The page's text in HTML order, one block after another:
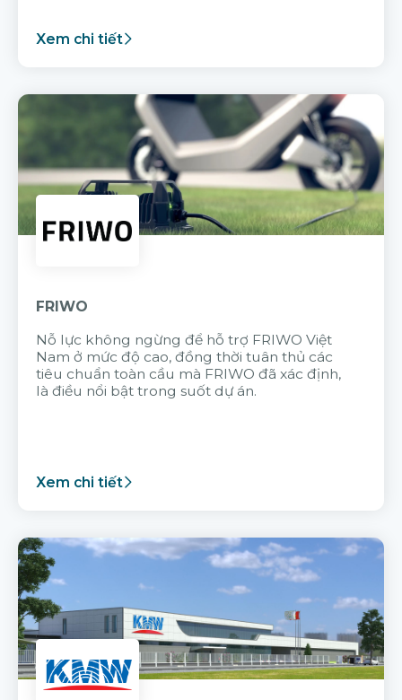
Xem chi tiết
FRIWO
Nỗ lực không ngừng để hỗ trợ FRIWO Việt
Nam ở mức độ cao, đồng thời tuân thủ các
tiêu chuẩn toàn cầu mà FRIWO đã xác định,
là điều nổi bật trong suốt dự án.
Xem chi tiết